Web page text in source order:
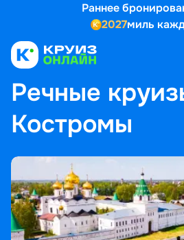
Раннее
2027миль
ГЛАВНАЯ • ПОПУЛЯРНЫЕ НАПРАВЛЕНИЯ
РЕЧНЫЕ КРУИЗЫ ИЗ КОСТРОМЫ
Речные
Костромы